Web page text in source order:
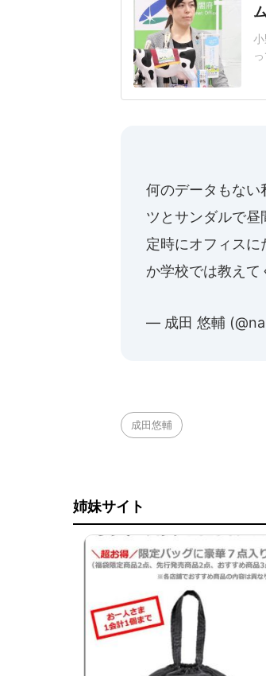
何のデータもない
ツとサンダルで
定時にオフィス
か学校では教えて
— 成田 悠輔
成田悠輔
姉妹サイト